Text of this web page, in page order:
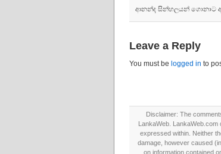
ආනන්ද සින්හලයන් ගොනාට
Leave a Reply
You must be logged in to
Disclaimer: The
LankaWeb.
expressed within. Neither
damage, however caused
on information contained